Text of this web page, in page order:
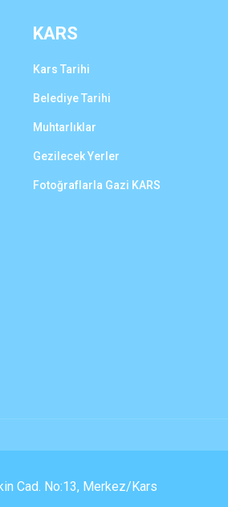
KARS
Kars Tarihi
Belediye Tarihi
Muhtarlıklar
Gezilecek Yerler
Fotoğraflarla Gazi KARS
Cad. No:13, Merkez/Kars